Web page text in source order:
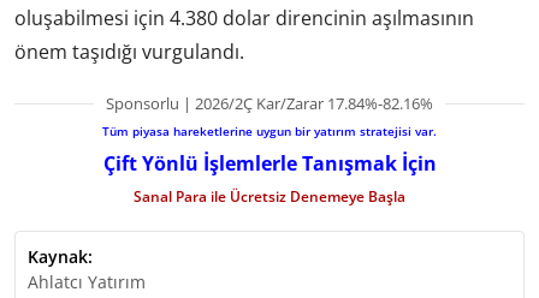
oluşabilmesi için 4.380 dolar direncinin aşılmasının
önem taşıdığı vurgulandı.
Sponsorlu | 2026/2Ç Kar/Zarar 17.84%-82.16%
Tüm piyasa hareketlerine uygun bir yatırım stratejisi var.
Çift Yönlü İşlemlerle Tanışmak İçin
Sanal Para ile Ücretsiz Denemeye Başla
Kaynak:
Ahlatcı Yatırım